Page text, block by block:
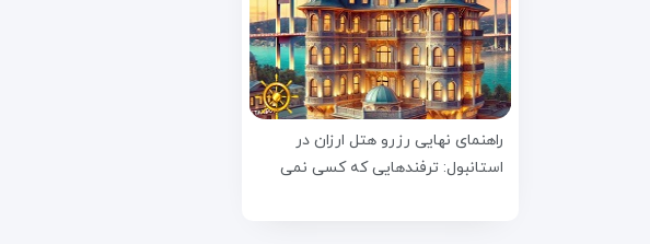
راهنمای نهایی رزرو هتل ارزان در
استانبول: ترفندهایی که کسی نمی